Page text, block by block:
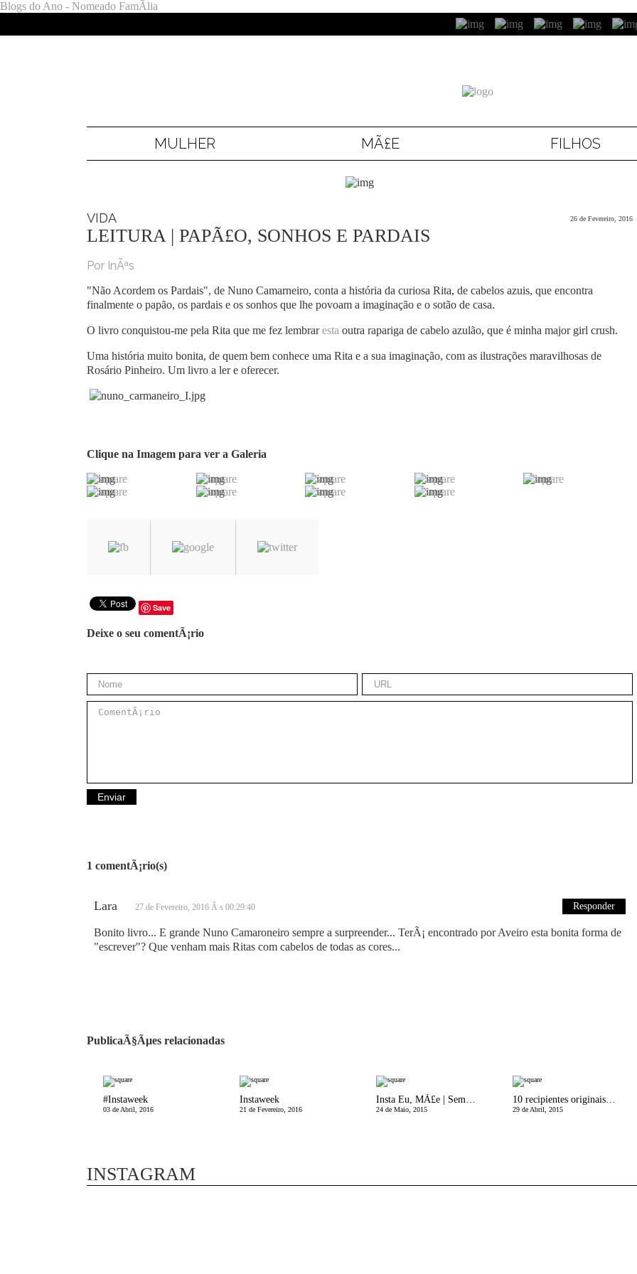
Blogs do Ano - Nomeado FamÃ­lia
MULHER MÃ£E FILHOS
VIDA 26 de Fevereiro, 2016
LEITURA | PAPÃ£O, SONHOS E PARDAIS
Por InÃªs
"Não Acordem os Pardais", de Nuno Camarneiro, conta a história da curiosa Rita, de cabelos azuis, que encontra
finalmente o papão, os pardais e os sonhos que lhe povoam a imaginação e o sotão de casa.
O livro conquistou-me pela Rita que me fez lembraresta outra rapariga de cabelo azulão, que é minha major girl crush.
Uma história muito bonita, de quem bem conhece uma Rita e a sua imaginação, com as ilustrações maravilhosas de
Rosário Pinheiro. Um livro a ler e oferecer.
Clique na Imagem para ver a Galeria
Save
Deixe o seu comentÃ¡rio
1 comentÃ¡rio(s)
Lara 27 de Fevereiro, 2016 Ã s 00:29:40 Responder
Bonito livro... E grande Nuno Camaroneiro sempre a surpreender... TerÃ¡ encontrado por Aveiro esta bonita forma de
"escrever"? Que venham mais Ritas com cabelos de todas as cores...
PublicaÃ§Ãµes relacionadas
#Instaweek
03 de Abril, 2016
Instaweek
21 de Fevereiro, 2016 24 de Maio, 2015
10 recipientes originais para as flores
29 de Abril, 2015
INSTAGRAM